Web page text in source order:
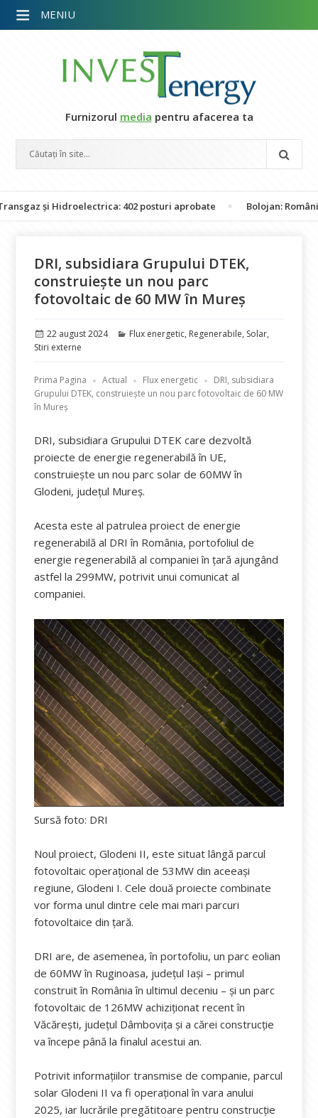
Furnizorul media pentru afacerea ta
Hidroelectrica: 402 posturi aprobate Bolojan: România nu
DRI, subsidiara Grupului DTEK,
construiește un nou parc
fotovoltaic de 60 MW în Mureș
Publicat
pe
22 august 2024 Categorii
Flux energetic, Regenerabile, Solar,
Stiri externe
Prima Pagina Actual Flux energetic
DRI, subsidiara
Grupului DTEK, construiește un nou parc fotovoltaic de 60 MW
în Mureș
DRI, subsidiara Grupului DTEK care dezvoltă
proiecte de energie regenerabilă în UE,
construiește un nou parc solar de 60MW în
Glodeni, județul Mureș.
Acesta este al patrulea proiect de energie
regenerabilă al DRI în România, portofoliul de
energie regenerabilă al companiei în țară ajungând
astfel la 299MW, potrivit unui comunicat al
companiei.
Sursă foto: DRI
Noul proiect, Glodeni II, este situat lângă parcul
fotovoltaic operațional de 53MW din aceeași
regiune, Glodeni I. Cele două proiecte combinate
vor forma unul dintre cele mai mari parcuri
fotovoltaice din țară.
DRI are, de asemenea, în portofoliu, un parc eolian
de 60MW în Ruginoasa, județul Iași – primul
construit în România în ultimul deceniu – și un parc
fotovoltaic de 126MW achiziționat recent în
Văcărești, județul Dâmbovița și a cărei construcție
va începe până la finalul acestui an.
Potrivit informațiilor transmise de companie, parcul
solar Glodeni II va fi operațional în vara anului
2025, iar lucrările pregătitoare pentru construcție
MENIU